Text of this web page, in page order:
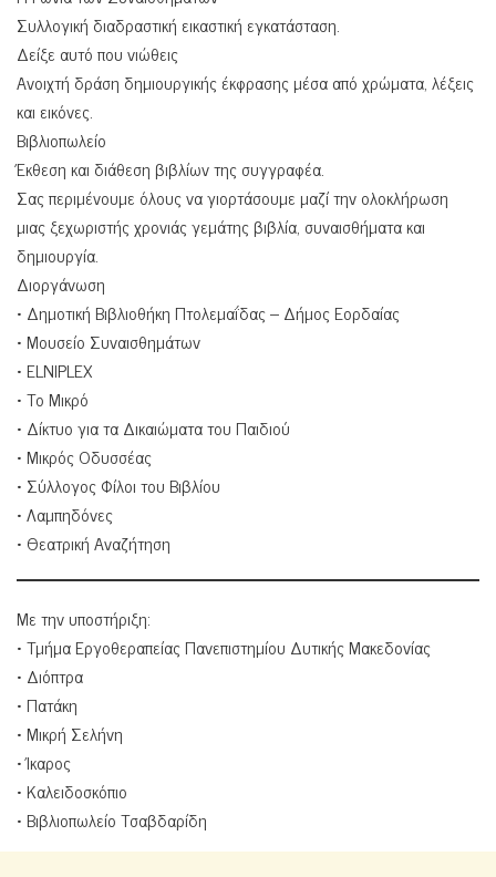
Συλλογική διαδραστική εικαστική εγκατάσταση.
Δείξε αυτό που νιώθεις
Ανοιχτή δράση δημιουργικής έκφρασης μέσα από χρώματα, λέξεις
και εικόνες.
Βιβλιοπωλείο
Έκθεση και διάθεση βιβλίων της συγγραφέα.
Σας περιμένουμε όλους να γιορτάσουμε μαζί την ολοκλήρωση
μιας ξεχωριστής χρονιάς γεμάτης βιβλία, συναισθήματα και
δημιουργία.
Διοργάνωση
• Δημοτική Βιβλιοθήκη Πτολεμαΐδας – Δήμος Εορδαίας
• Μουσείο Συναισθημάτων
• ELNIPLEX
• Το Μικρό
• Δίκτυο για τα Δικαιώματα του Παιδιού
• Μικρός Οδυσσέας
• Σύλλογος Φίλοι του Βιβλίου
• Λαμπηδόνες
• Θεατρική Αναζήτηση
Με την υποστήριξη:
• Τμήμα Εργοθεραπείας Πανεπιστημίου Δυτικής Μακεδονίας
• Διόπτρα
• Πατάκη
• Μικρή Σελήνη
• Ίκαρος
• Καλειδοσκόπιο
• Βιβλιοπωλείο Τσαβδαρίδη